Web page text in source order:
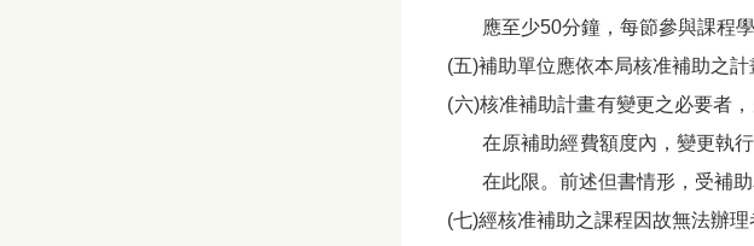
應至少50分鐘，每節參與課程
(五)補助單位應依本局核准補助之
(六)核准補助計畫有變更之必要者
在原補助經費額度內，變更執
在此限。前述但書情形，受補
(七)經核准補助之課程因故無法辦